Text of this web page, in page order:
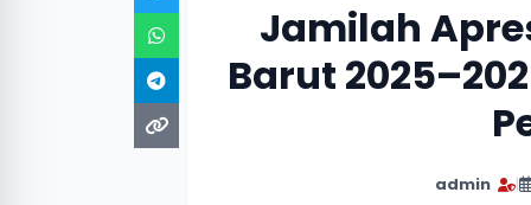
Jamilah
Barut
admin |